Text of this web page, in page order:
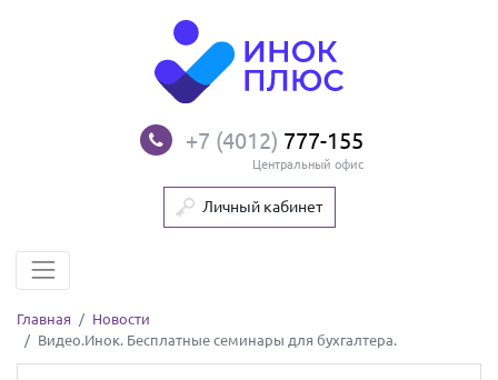
+7 (4012) 777-155
Центральный офис
Личный кабинет
Главная
Новости
Видео.Инок. Бесплатные семинары для бухгалтера.